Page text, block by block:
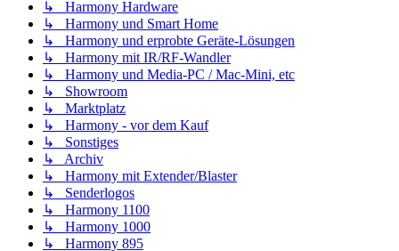
↳ Harmony Hardware
↳ Harmony und Smart Home
↳ Harmony und erprobte Geräte-Lösungen
↳ Harmony mit IR/RF-Wandler
↳ Harmony und Media-PC / Mac-Mini, etc
↳ Showroom
↳ Marktplatz
↳ Harmony - vor dem Kauf
↳ Sonstiges
↳ Archiv
↳ Harmony mit Extender/Blaster
↳ Senderlogos
↳ Harmony 1100
↳ Harmony 1000
↳ Harmony 895